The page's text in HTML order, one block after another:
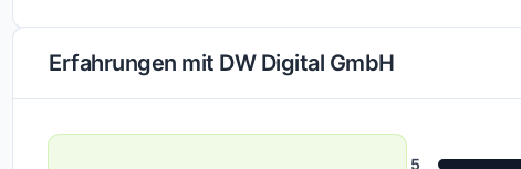
Erfahrungen mit DW Digital GmbH
5